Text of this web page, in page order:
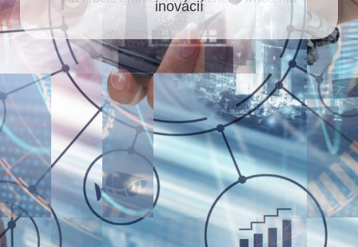
inovácií